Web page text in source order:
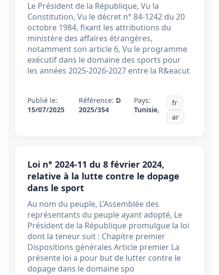
Le Président de la République, Vu la
Constitution, Vu le décret n° 84-1242 du 20
octobre 1984, fixant les attributions du
ministère des affaires étrangères,
notamment son article 6, Vu le programme
exécutif dans le domaine des sports pour
les années 2025-2026-2027 entre la R&eacut
Publié le:
15/07/2025
Référence: D
2025/354
Pays:
Tunisie,
fr
ar
Loi n° 2024-11 du 8 février 2024,
relative à la lutte contre le dopage
dans le sport
Au nom du peuple, L’Assemblée des
représentants du peuple ayant adopté, Le
Président de la République promulgue la loi
dont la teneur suit : Chapitre premier
Dispositions générales Article premier La
présente loi a pour but de lutter contre le
dopage dans le domaine spo